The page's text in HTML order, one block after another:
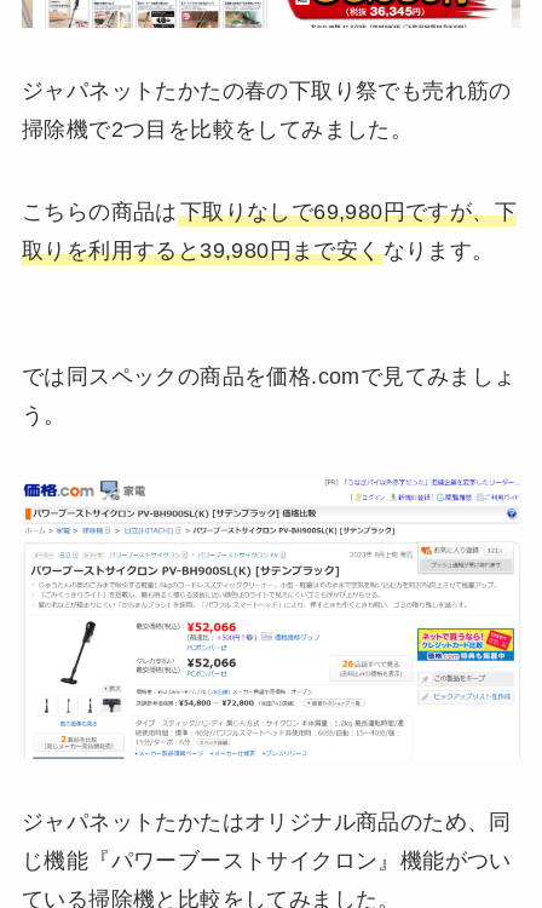
ジャパネットたかたの春の下取り祭でも売れ筋の
掃除機で2つ目を比較をしてみました。
こちらの商品は下取りなしで69,980円ですが、下
取りを利用すると39,980円まで安くなります。
では同スペックの商品を価格.comで見てみましょ
う。
ジャパネットたかたはオリジナル商品のため、同
じ機能『パワーブーストサイクロン』機能がつい
ている掃除機と比較をしてみました。